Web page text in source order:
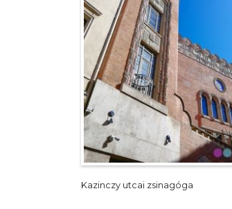
Kazinczy utcai zsinagóga